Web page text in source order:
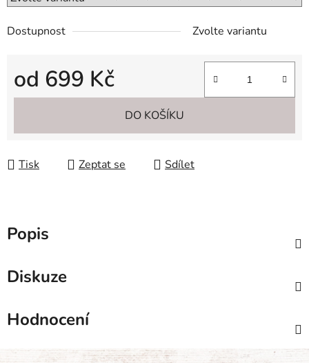
Dostupnost Zvolte variantu
od 699 Kč
Měrná cena:
DO KOŠÍKU
Tisk Zeptat se Sdílet
Popis
Diskuze
Hodnocení